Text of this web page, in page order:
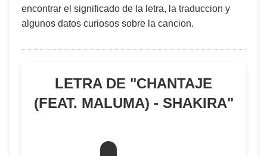
encontrar el significado de la letra, la traduccion y
algunos datos curiosos sobre la cancion.
LETRA DE "CHANTAJE
(FEAT. MALUMA) - SHAKIRA"